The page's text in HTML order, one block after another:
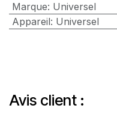
Marque: Universel
Appareil: Universel
Avis client :